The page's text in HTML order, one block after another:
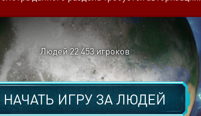
Людей 22 453игроков
НАЧАТЬ ИГРУ ЗАЛЮДЕЙ